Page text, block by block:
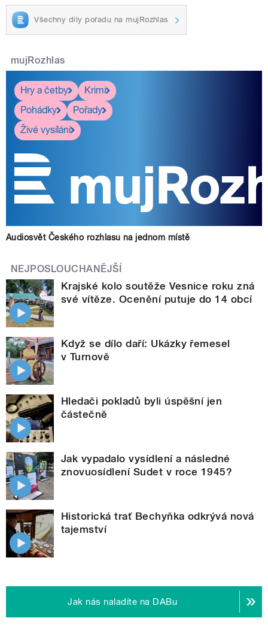
Všechny díly pořadu na mujRozhlas
mujRozhlas
Hry a četby
Krimi
Pohádky
Pořady
Živé vysílání
Audiosvět Českého rozhlasu na jednom místě
NEJPOSLOUCHANĚJŠÍ
Krajské kolo soutěže Vesnice roku zná
své vítěze. Ocenění putuje do 14 obcí
Když se dílo daří: Ukázky řemesel
v Turnově
Hledači pokladů byli úspěšní jen
částečně
Jak vypadalo vysídlení a následné
znovuosídlení Sudet v roce 1945?
Historická trať Bechyňka odkrývá nová
tajemství
Jak nás naladíte na DABu